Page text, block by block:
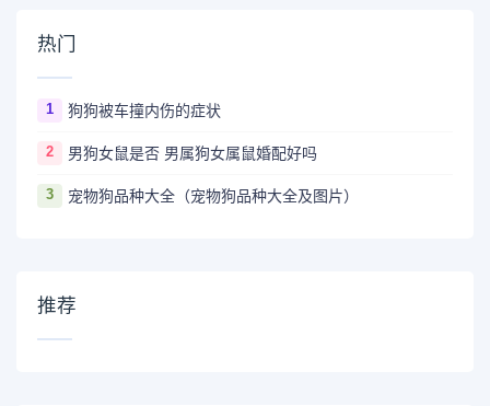
热门
1 狗狗被车撞内伤的症状
2 男狗女鼠是否 男属狗女属鼠婚配好吗
3 宠物狗品种大全（宠物狗品种大全及图片）
推荐